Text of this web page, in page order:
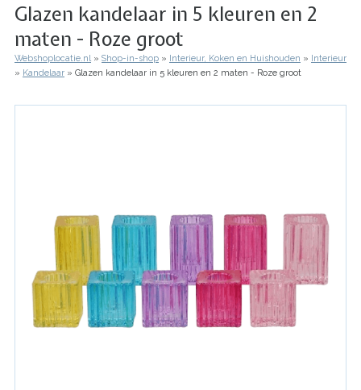
lGlazen kandelaar in 5 kleuren en 2
maten - Roze groot
Kruimelpad
Webshoplocatie.nl Shop-in-shop Interieur, Koken en Huishouden
Interieur
Kandelaar
Glazen kandelaar in 5 kleuren en 2 maten - Roze groot